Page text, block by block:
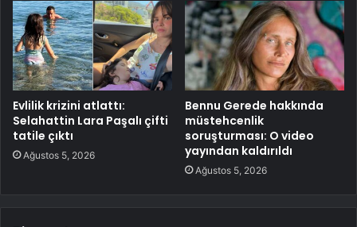
Evlilik krizini atlattı:
Selahattin Lara Paşalı çifti
tatile çıktı
Ağustos 5, 2026
Bennu Gerede hakkında
müstehcenlik
soruşturması: O video
yayından kaldırıldı
Ağustos 5, 2026